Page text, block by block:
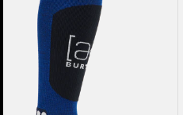
Chaussettes
Endurance